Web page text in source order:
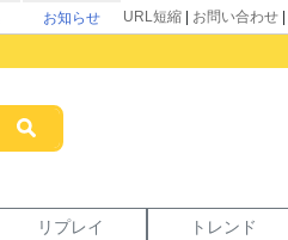
お知らせ URL短縮 お問い合わせ
リプレイ トレンド